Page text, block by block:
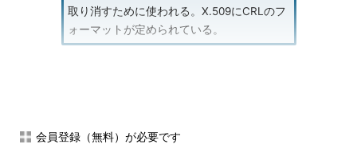
取り消すために使われる。X.509にCRLのフ
ォーマットが定められている。
会員登録（無料）が必要です